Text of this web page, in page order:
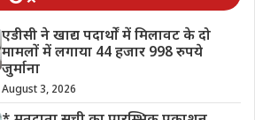
एडीसी ने खाद्य पदार्थों में मिलावट के दो
मामलों में लगाया 44 हजार 998 रुपये
जुर्माना
August 3, 2026